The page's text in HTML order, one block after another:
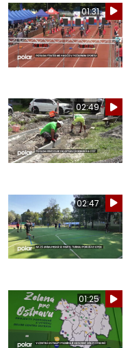
01:31
02:49
02:47
01:25